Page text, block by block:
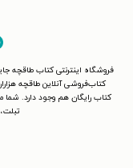
فروشگاه اینترنتی کتاب طاقچه
کتاب‌فروشی آنلاین طاقچه
کتاب رایگان هم وجود دارد. شما